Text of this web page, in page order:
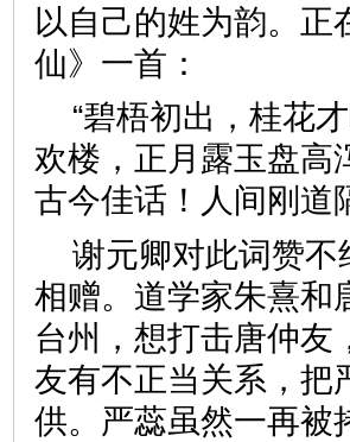
以自己的姓为韵。正
仙》一首：
“碧梧初出，桂花
欢楼，正月露玉盘高
古今佳话！人间刚道
谢元卿对此词赞
相赠。道学家朱熹和
台州，想打击唐仲友
友有不正当关系，把
供。严蕊虽然一再被